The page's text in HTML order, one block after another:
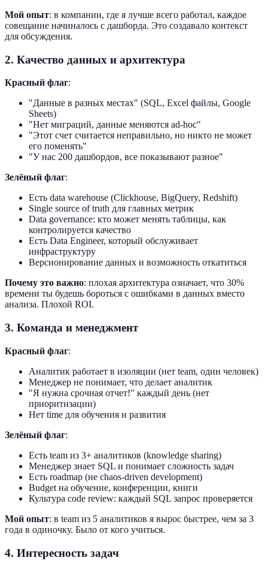
Мой опыт: в компании, где я лучше всего работал, каждое
совещание начиналось с дашборда. Это создавало контекст
для обсуждения.
2. Качество данных и архитектура
Красный флаг:
"Данные в разных местах" (SQL, Excel файлы, Google
Sheets)
"Нет миграций, данные меняются ad-hoc"
"Этот счет считается неправильно, но никто не может
его поменять"
"У нас 200 дашбордов, все показывают разное"
Зелёный флаг:
Есть data warehouse (Clickhouse, BigQuery, Redshift)
Single source of truth для главных метрик
Data governance: кто может менять таблицы, как
контролируется качество
Есть Data Engineer, который обслуживает
инфраструктуру
Версионирование данных и возможность откатиться
Почему это важно: плохая архитектура означает, что 30%
времени ты будешь бороться с ошибками в данных вместо
анализа. Плохой ROI.
3. Команда и менеджмент
Красный флаг:
Аналитик работает в изоляции (нет team, один человек)
Менеджер не понимает, что делает аналитик
"Я нужна срочная отчет!" каждый день (нет
приоритизации)
Нет time для обучения и развития
Зелёный флаг:
Есть team из 3+ аналитиков (knowledge sharing)
Менеджер знает SQL и понимает сложность задач
Есть roadmap (не chaos-driven development)
Budget на обучение, конференции, книги
Культура code review: каждый SQL запрос проверяется
Мой опыт: в team из 5 аналитиков я вырос быстрее, чем за 3
года в одиночку. Было от кого учиться.
4. Интересность задач